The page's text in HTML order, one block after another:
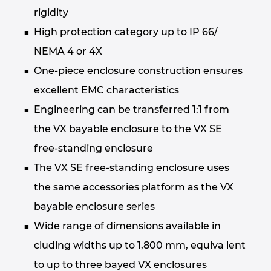
rigidity
High protection category up to IP 66/
NEMA 4 or 4X
One-piece enclosure construction ensures
excellent EMC characteristics
Engineering can be transferred 1:1 from
the VX bayable enclosure to the VX SE
free-standing enclosure
The VX SE free-standing enclosure uses
the same accessories platform as the VX
bayable enclosure series
Wide range of dimensions available in
cluding widths up to 1,800 mm, equiva lent
to up to three bayed VX enclosures